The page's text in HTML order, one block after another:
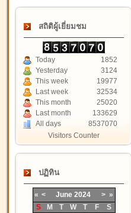
สถิติผู้เยี่ยมชม
Today
1852
Yesterday
3124
This week
19977
Last week
32534
This month
25020
Last month
133629
All days
8537070
Visitors Counter
ปฏิทิน
« < June 2024 > »
S
M T W T F
S